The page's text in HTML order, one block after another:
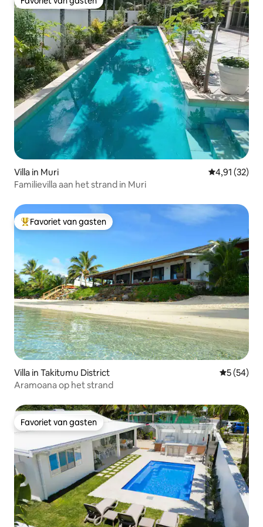
Favoriet van gasten
Villa in Muri Gemiddelde
4,91 (32)
Familievilla aan het strand in Muri
Topfavoriet van gasten
Favoriet van gasten
Villa in Takitumu District
5 (54)
Aramoana op het strand
Favoriet van gasten
Favoriet van gasten